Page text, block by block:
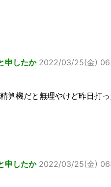
申したか 2022/03/25(金)
算機だと無理やけど昨日打
申したか 2022/03/25(金)